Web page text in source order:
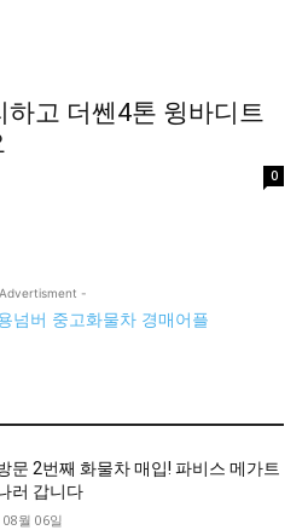
고 더쎈4톤 윙바디트
0
-
문 2번째 화물차 매입! 파비스 메가트
러 갑니다
월 06일